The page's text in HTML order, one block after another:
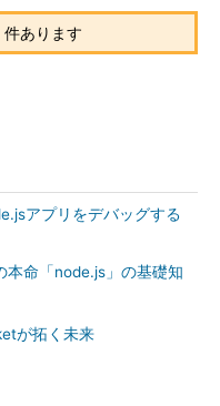
あります
アプリをデバッグする
命「node.js」の基礎知
が拓く未来